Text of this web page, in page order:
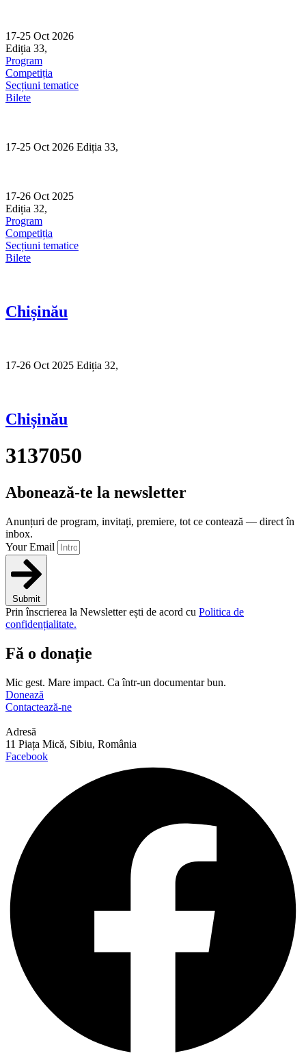
content
17-25 Oct 2026
Ediția 33,
Program
Competiția
Secțiuni tematice
Bilete
17-25 Oct 2026 Ediția 33,
17-26 Oct 2025
Ediția 32,
Program
Competiția
Secțiuni tematice
Bilete
Chișinău
17-26 Oct 2025 Ediția 32,
Chișinău
3137050
Abonează-te la newsletter
Anunțuri de program, invitați, premiere, tot ce contează — direct în
inbox.
Your Email
Submit
Prin înscrierea la Newsletter ești de acord cu Politica de
confidențialitate.
Fă o donație
Mic gest. Mare impact. Ca într-un documentar bun.
Donează
Contactează-ne
Adresă
11 Piața Mică, Sibiu, România
Facebook